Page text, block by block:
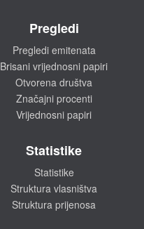
Pregledi
Pregledi emitenata
Brisani vrijednosni papiri
Otvorena društva
Značajni procenti
Vrijednosni papiri
Statistike
Statistike
Struktura vlasništva
Struktura prijenosa